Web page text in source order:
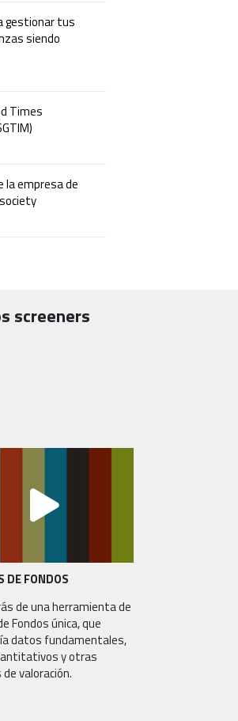
gestionar tus
siendo
Times
la empresa de
screeners
DE FONDOS
de una herramienta de
Fondos única, que
datos fundamentales,
y otras
valoración.